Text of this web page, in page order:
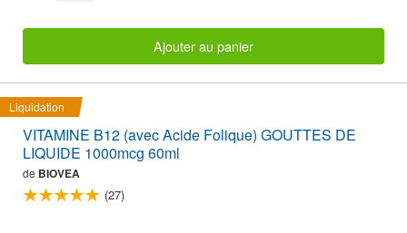
Ajouter au panier
Liquidation
VITAMINE B12 (avec Acide Folique) GOUTTES DE
LIQUIDE 1000mcg 60ml
de BIOVEA
(27)